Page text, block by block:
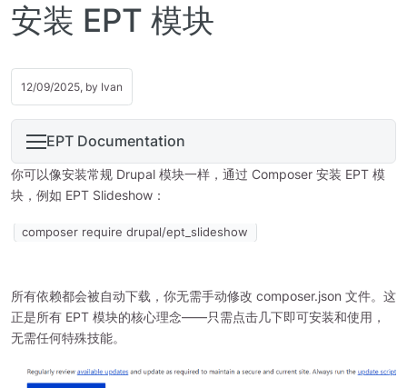
安装 EPT 模块
12/09/2025, by Ivan
EPT Documentation
你可以像安装常规 Drupal 模块一样，通过 Composer 安装 EPT 模
块，例如 EPT Slideshow：
composer require drupal/ept_slideshow
所有依赖都会被自动下载，你无需手动修改 composer.json 文件。这
正是所有 EPT 模块的核心理念——只需点击几下即可安装和使用，
无需任何特殊技能。